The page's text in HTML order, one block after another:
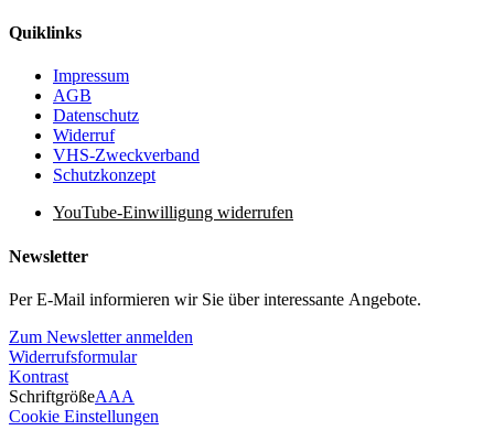
Quiklinks
Impressum
AGB
Datenschutz
Widerruf
VHS-Zweckverband
Schutzkonzept
YouTube-Einwilligung widerrufen
Newsletter
Per E-Mail informieren wir Sie über interessante Angebote.
Zum Newsletter anmelden
Widerrufsformular
Kontrast
SchriftgrößeAAA
Cookie Einstellungen